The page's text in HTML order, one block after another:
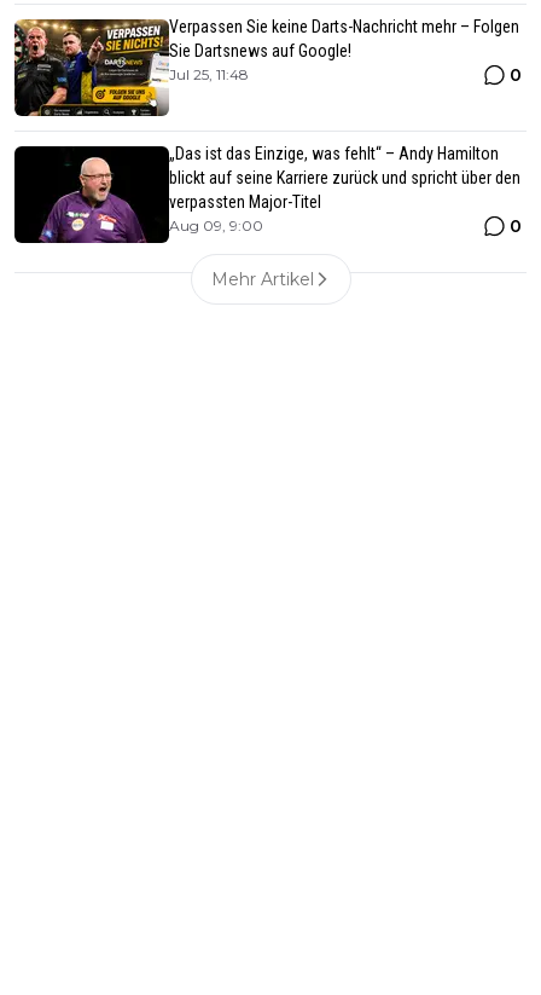
Verpassen Sie keine Darts-Nachricht mehr – Folgen
Sie Dartsnews auf Google!
Jul 25, 11:48 0
„Das ist das Einzige, was fehlt“ – Andy Hamilton
blickt auf seine Karriere zurück und spricht über den
verpassten Major-Titel
Aug 09, 9:00 0
Mehr Artikel